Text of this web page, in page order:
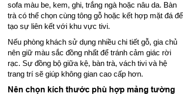
sofa màu be, kem, ghi, trắng ngà hoặc nâu da. Bàn
trà có thể chọn cùng tông gỗ hoặc kết hợp mặt đá để
tạo sự liên kết với khu vực tivi.
Nếu phòng khách sử dụng nhiều chi tiết gỗ, gia chủ
nên giữ màu sắc đồng nhất để tránh cảm giác rời
rạc. Sự đồng bộ giữa kệ, bàn trà, vách tivi và hệ
trang trí sẽ giúp không gian cao cấp hơn.
Nên chọn kích thước phù hợp mảng tường